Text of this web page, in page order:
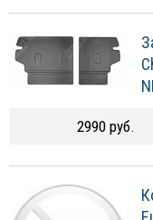
2990 руб.